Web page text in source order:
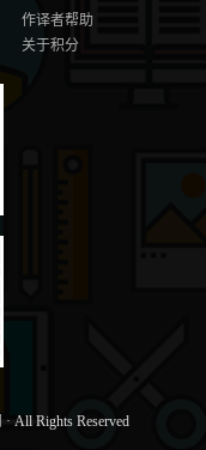
作译者帮助
关于积分
· All Rights Reserved